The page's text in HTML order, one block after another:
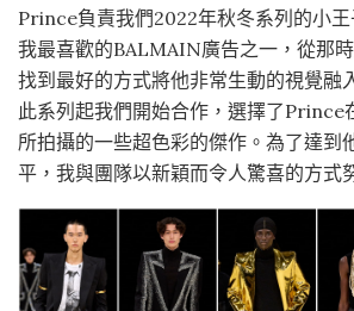
Prince負責我們2022年秋冬系列的小
我最喜歡的BALMAIN廣告之一，從那
找到最好的方式將他非常生動的視覺融
此系列起我們開始合作，選擇了Prince
所拍攝的一些超色彩的傑作。為了達到
平，我與團隊以新穎而令人驚喜的方式